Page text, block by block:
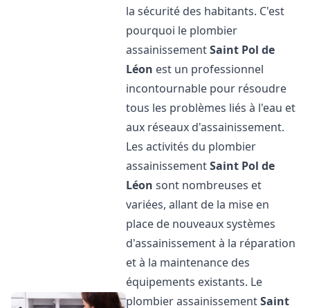
la sécurité des habitants. C'est
pourquoi le plombier
assainissementSaint Pol de
Léon est un professionnel
incontournable pour résoudre
tous les problèmes liés à l'eau et
aux réseaux d'assainissement.
Les activités du plombier
assainissementSaint Pol de
Léon sont nombreuses et
variées, allant de la mise en
place de nouveaux systèmes
d'assainissement à la réparation
et à la maintenance des
équipements existants. Le
plombier assainissementSaint